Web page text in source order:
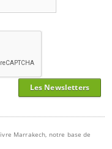
Les Newsletters
Marrakech, notre base de